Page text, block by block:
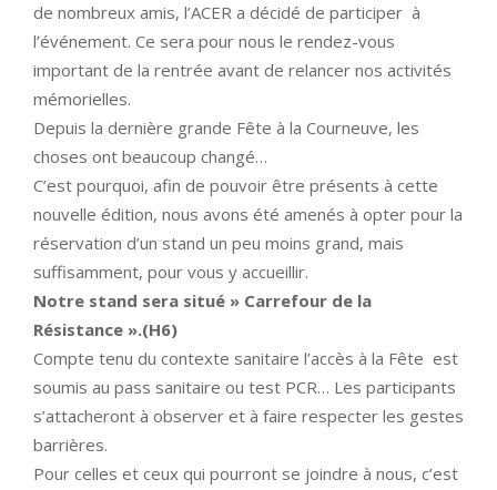
de nombreux amis, l’ACER a décidé de participer à
l’événement. Ce sera pour nous le rendez-vous
important de la rentrée avant de relancer nos activités
mémorielles.
Depuis la dernière grande Fête à la Courneuve, les
choses ont beaucoup changé…
C’est pourquoi, afin de pouvoir être présents à cette
nouvelle édition, nous avons été amenés à opter pour la
réservation d’un stand un peu moins grand, mais
suffisamment, pour vous y accueillir.
Notre stand sera situé » Carrefour de la
Résistance ».(H6)
Compte tenu du contexte sanitaire l’accès à la Fête est
soumis au pass sanitaire ou test PCR… Les participants
s’attacheront à observer et à faire respecter les gestes
barrières.
Pour celles et ceux qui pourront se joindre à nous, c’est